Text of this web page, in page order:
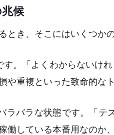
候
き、そこにはいくつか
。「よくわからないけ
や重複といった致命的な
ラバラな状態です。「テ
している本番用なのか